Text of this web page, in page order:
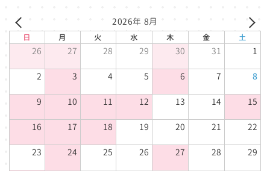
2026年 8月
日 月 火 水 木 金 土
26 27 28 29 30 31 1
2 3 4 5 6 7 8
9 10 11 12 13 14 15
16 17 18 19 20 21 22
23 24 25 26 27 28 29